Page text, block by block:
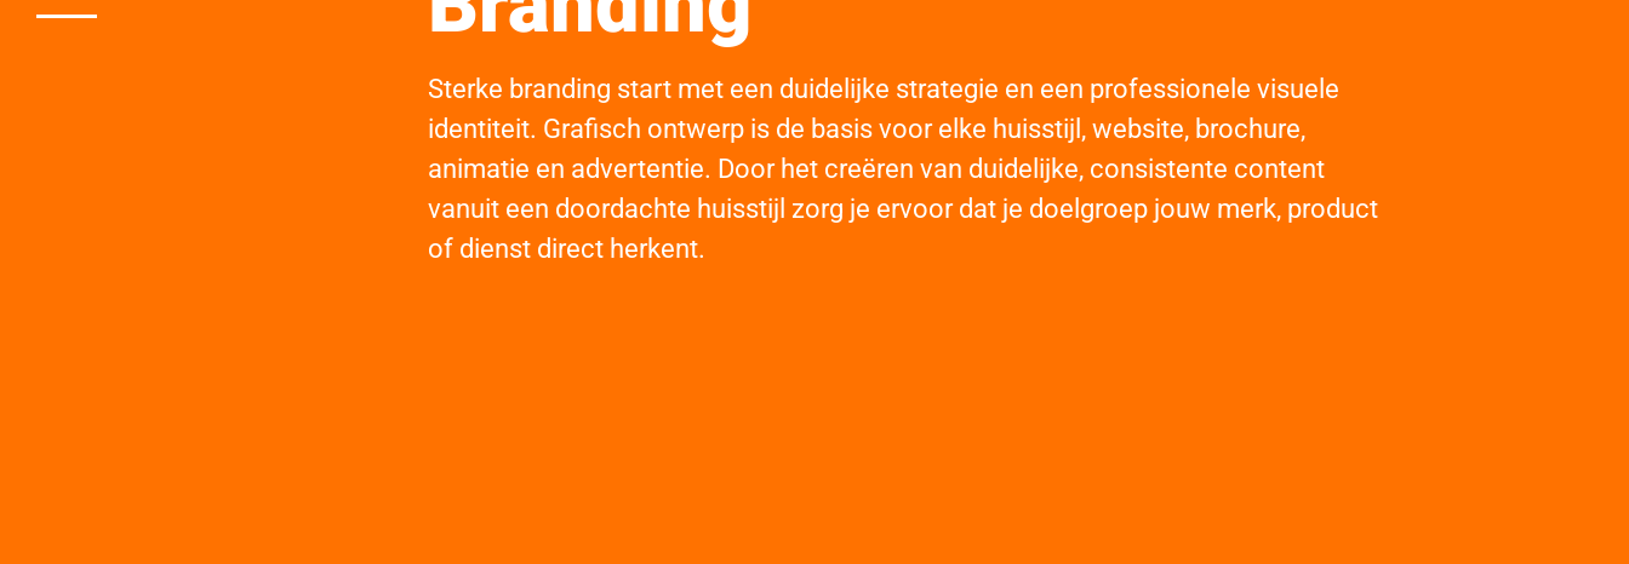
Sterke branding start met een duidelijke strategie en een professionele visuele
identiteit. Grafisch ontwerp is de basis voor elke huisstijl, website, brochure,
animatie en advertentie. Door het creëren van duidelijke, consistente content
vanuit een doordachte huisstijl zorg je ervoor dat je doelgroep jouw merk, product
of dienst direct herkent.